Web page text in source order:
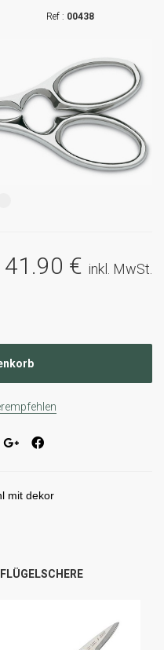
00438
41 .90 € inkl. MwSt.
mit dekor